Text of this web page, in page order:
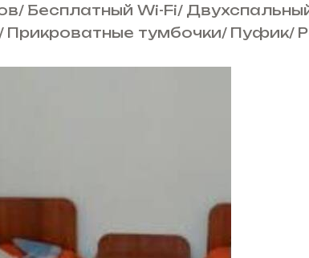
/ Бесплатный Wi-Fi/
/ Прикроватные тумбочки/ Пуфик/